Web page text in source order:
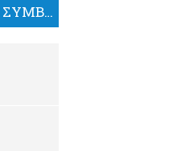
Ricoh Aficio SP3500/SP3510 6.400 σελ. ΣΥΜΒΑΤΟ TONER/WW